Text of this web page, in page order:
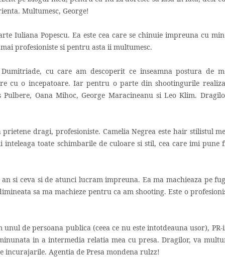
Multumesc, George!
Iuliana Popescu. Ea este cea care se chinuie impreuna cu
profesioniste si pentru asta ii multumesc.
cu care am descoperit ce inseamna postura de
cu o incepatoare. Iar pentru o parte din shootingurile
Oana Mihoc, George Maracineanu si Leo Klim.
dragi, profesioniste. Camelia Negrea este hair stilistul
toate schimbarile de culoare si stil, cea care imi pune
si ceva si de atunci lucram impreuna. Ea ma machieaza pe
sa ma machieze pentru ca am shooting. Este o
de persoana publica (ceea ce nu este intotdeauna usor), PR-
in a intermedia relatia mea cu presa. Dragilor, va
Agentia de Presa mondena rulzz!